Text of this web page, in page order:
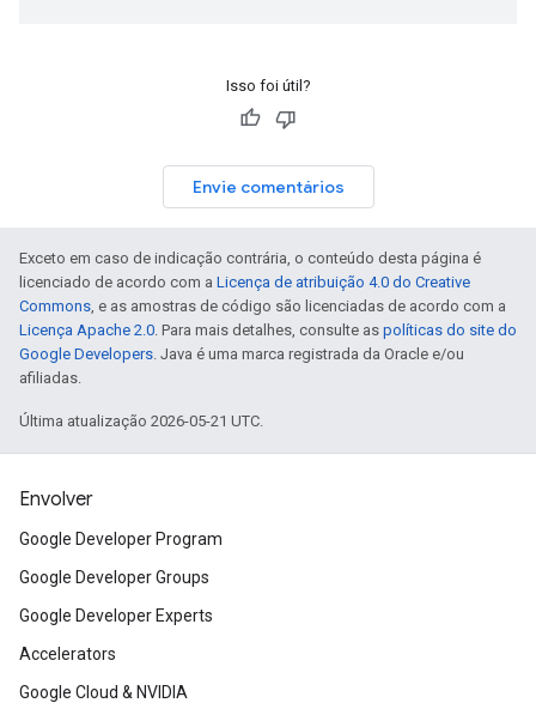
Isso foi útil?
Envie comentários
Exceto em caso de indicação contrária, o conteúdo desta página é
licenciado de acordo com a Licença de atribuição 4.0 do Creative
Commons, e as amostras de código são licenciadas de acordo com a
Licença Apache 2.0. Para mais detalhes, consulte as políticas do site do
Google Developers. Java é uma marca registrada da Oracle e/ou
afiliadas.
Última atualização 2026-05-21 UTC.
Envolver
Google Developer Program
Google Developer Groups
Google Developer Experts
Accelerators
Google Cloud & NVIDIA